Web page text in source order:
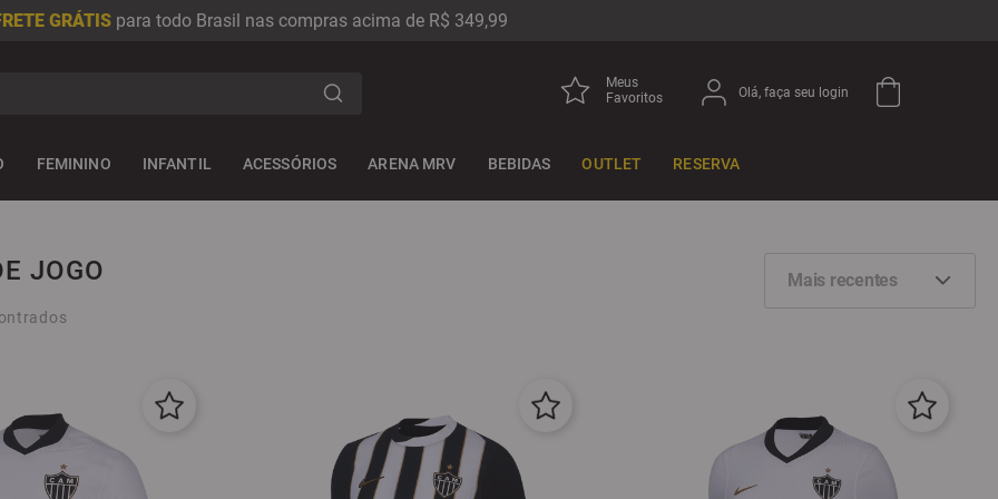
GRÁTISpara todo Brasil nas compras acima de R$ 349,99
Meus
Favoritos
Olá, faça seu login
FEMININO INFANTIL ACESSÓRIOS ARENA MRV BEBIDAS OUTLET RESERVA
JOGO Mais recentes